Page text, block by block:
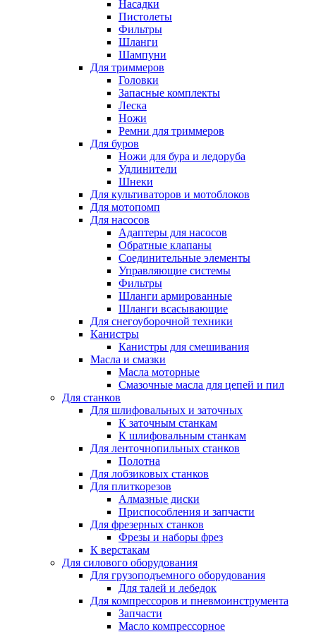
Насадки
Пистолеты
Фильтры
Шланги
Шампуни
Для триммеров
Головки
Запасные комплекты
Леска
Ножи
Ремни для триммеров
Для буров
Ножи для бура и ледоруба
Удлинители
Шнеки
Для культиваторов и мотоблоков
Для мотопомп
Для насосов
Адаптеры для насосов
Обратные клапаны
Соединительные элементы
Управляющие системы
Фильтры
Шланги армированные
Шланги всасывающие
Для снегоуборочной техники
Канистры
Канистры для смешивания
Масла и смазки
Масла моторные
Смазочные масла для цепей и пил
Для станков
Для шлифовальных и заточных
К заточным станкам
К шлифовальным станкам
Для ленточнопильных станков
Полотна
Для лобзиковых станков
Для плиткорезов
Алмазные диски
Приспособления и запчасти
Для фрезерных станков
Фрезы и наборы фрез
К верстакам
Для силового оборудования
Для грузоподъемного оборудования
Для талей и лебедок
Для компрессоров и пневмоинструмента
Запчасти
Масло компрессорное